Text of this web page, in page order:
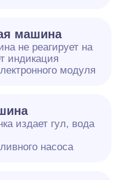
машина
не реагирует на
индикация
модуля
издает гул, вода
насоса